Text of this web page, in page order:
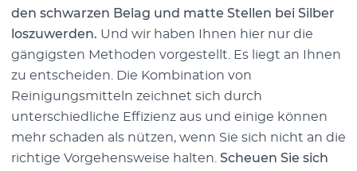
den schwarzen Belag und matte Stellen bei Silber
loszuwerden. Und wir haben Ihnen hier nur die
gängigsten Methoden vorgestellt. Es liegt an Ihnen
zu entscheiden. Die Kombination von
Reinigungsmitteln zeichnet sich durch
unterschiedliche Effizienz aus und einige können
mehr schaden als nützen, wenn Sie sich nicht an die
richtige Vorgehensweise halten. Scheuen Sie sich